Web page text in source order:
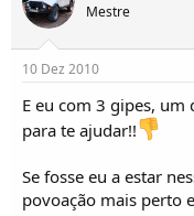
Mestre
10 Dez 2010
E eu com 3 gipes,
para te ajudar!!
Se fosse eu a estar
povoação mais perto